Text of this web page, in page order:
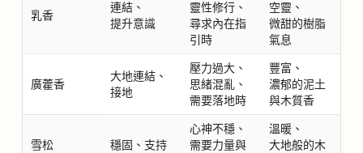
乳香
連結、
提升意識
靈性修行、
尋求內在指
引時
空靈、
微甜的樹脂
氣息
廣藿香
大地連結、
接地
壓力過大、
思緒混亂、
需要落地時
豐富、
濃郁的泥土
與木質香
雪松 穩固、支持
心神不穩、
需要力量與
溫暖、
大地般的木